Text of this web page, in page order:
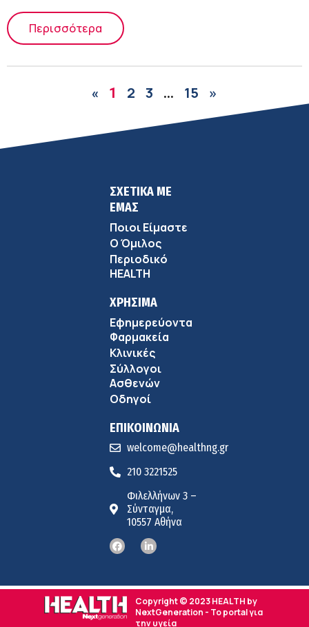
Περισσότερα
« 1 2 3 … 15 »
ΣΧΕΤΙΚΑ ΜΕ
ΕΜΑΣ
Ποιοι Είμαστε
Ο Όμιλος
Περιοδικό
HEALTH
ΧΡΗΣΙΜΑ
Εφημερεύοντα
Φαρμακεία
Κλινικές
Σύλλογοι
Ασθενών
Οδηγοί
ΕΠΙΚΟΙΝΩΝΙΑ
welcome@healthng.gr
210 3221525
Φιλελλήνων 3 –
Σύνταγμα,
10557 Αθήνα
Copyright © 2023 HEALTH by
NextGeneration - Το portal για
την υγεία